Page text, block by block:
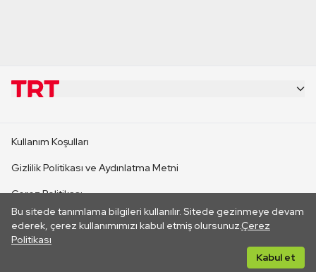
Bu sitede tanımlama bilgileri kullanılır. Sitede gezinmeye devam
ederek, çerez kullanımımızı kabul etmiş olursunuz.Çerez
Politikası
Kabul et
CANLI YAYINLAR
Kullanım Koşulları
Gizlilik Politikası ve Aydınlatma Metni
Çerez Politikası
İletişim
Her hakkı saklıdır. ©2026 TRT. Bağlantı yoluyla gidilen dış